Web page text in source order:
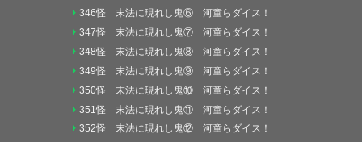
346怪 末法に現れし鬼⑥ 河童らダイス！
347怪 末法に現れし鬼⑦ 河童らダイス！
348怪 末法に現れし鬼⑧ 河童らダイス！
349怪 末法に現れし鬼⑨ 河童らダイス！
350怪 末法に現れし鬼⑩ 河童らダイス！
351怪 末法に現れし鬼⑪ 河童らダイス！
352怪 末法に現れし鬼⑫ 河童らダイス！